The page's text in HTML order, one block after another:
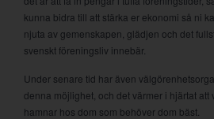
kunna bidra till att stärka er ekonomi så ni
njuta av gemenskapen, glädjen och det
svenskt föreningsliv innebär.
Under senare tid har även
denna möjlighet, och det värmer i hjärtat att
hamnar hos dom som behöver dom bäst.